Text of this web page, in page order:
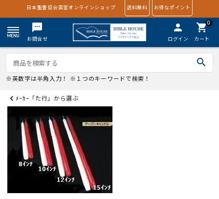
日本聖書協会直営オンラインショップ 送料無料 お得なポイント
textsms
お問合せ
person
ログイン
0
shopping_cart
カート
search
※英数字は半角入力！ ※１つのキーワードで検索！
ﾒｰｶｰ「た行」から選ぶ